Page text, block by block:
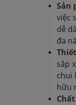
Sản
việc
dễ
đa
sắp
chui
hữu